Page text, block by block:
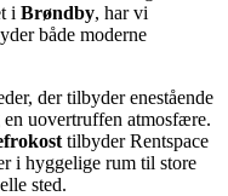
i Brøndby, har vi
både moderne
der tilbyder enestående
en uovertruffen atmosfære.
tilbyder Rentspace
i hyggelige rum til store
sted.